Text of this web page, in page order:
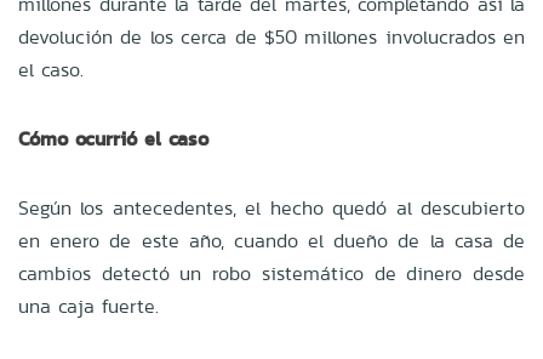
devolución de los cerca de $50 millones involucrados en
el caso.
Cómo ocurrió el caso
Según los antecedentes, el hecho quedó al descubierto
en enero de este año, cuando el dueño de la casa de
cambios detectó un robo sistemático de dinero desde
una caja fuerte.